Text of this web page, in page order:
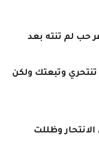
حب لم تنته بعد
وتبعتك ولكن
وظللت